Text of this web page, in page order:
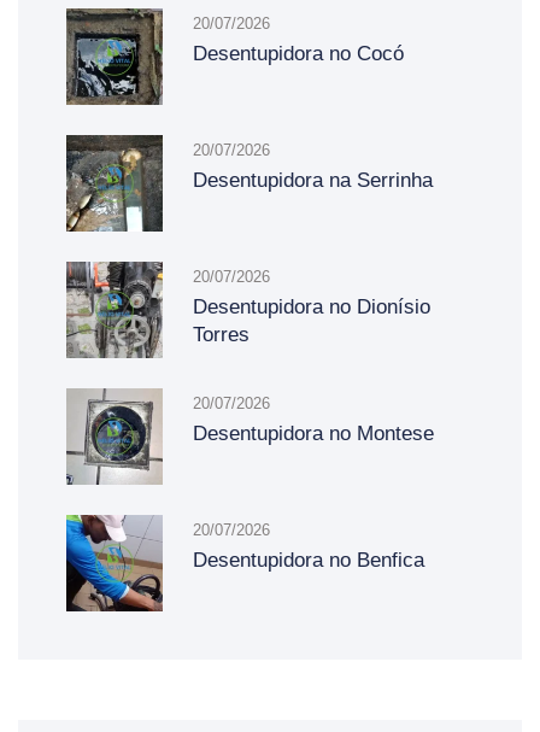
20/07/2026
Desentupidora no Cocó
20/07/2026
Desentupidora na Serrinha
20/07/2026
Desentupidora no Dionísio
Torres
20/07/2026
Desentupidora no Montese
20/07/2026
Desentupidora no Benfica